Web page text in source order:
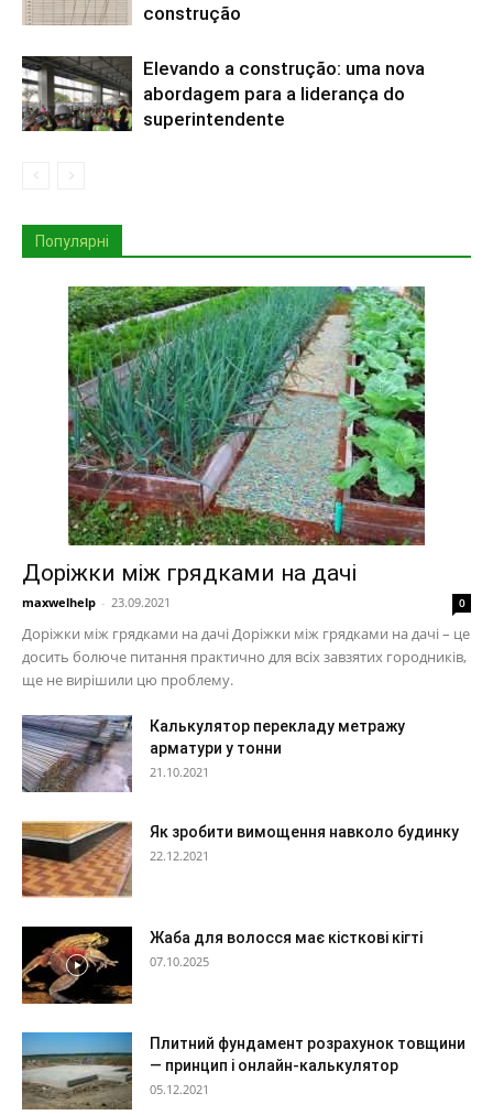
construção
Elevando a construção: uma nova
abordagem para a liderança do
superintendente
Популярні
Доріжки між грядками на дачі
maxwelhelp - 23.09.2021 0
Доріжки між грядками на дачі Доріжки між грядками на дачі – це
досить болюче питання практично для всіх завзятих городників,
ще не вирішили цю проблему.
Калькулятор перекладу метражу
арматури у тонни
21.10.2021
Як зробити вимощення навколо будинку
22.12.2021
Жаба для волосся має кісткові кігті
07.10.2025
Плитний фундамент розрахунок товщини
— принцип і онлайн-калькулятор
05.12.2021